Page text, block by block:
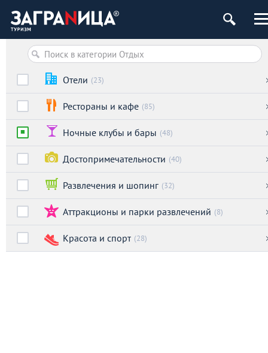
Отели (23)
Рестораны и кафе (85)
Ночные клубы и бары (48)
Достопримечательности (40)
Развлечения и шопинг (32)
Аттракционы и парки развлечений (8)
Красота и спорт (28)